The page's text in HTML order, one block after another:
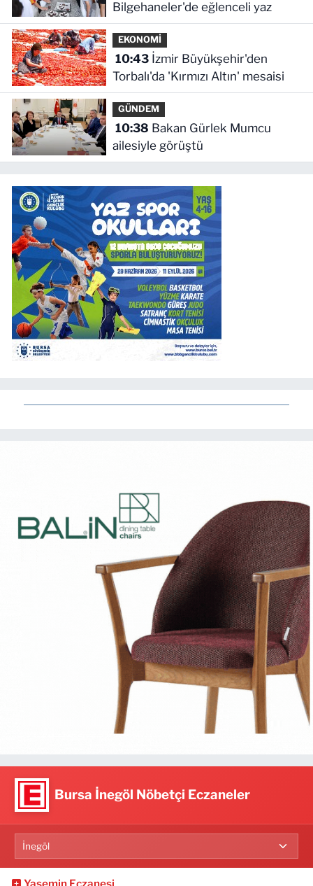
Bilgehaneler'de eğlenceli yaz
EKONOMİ
10:43İzmir Büyükşehir'den
Torbalı'da 'Kırmızı Altın' mesaisi
GÜNDEM
10:38
ailesiyle görüştü
Bursa İnegöl Nöbetçi Eczaneler